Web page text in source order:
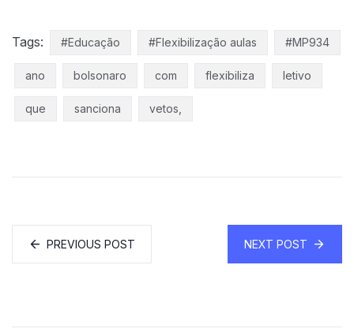
Tags: #Educação #Flexibilização aulas #MP934
ano bolsonaro com flexibiliza letivo
que sanciona vetos,
PREVIOUS POST NEXT POST